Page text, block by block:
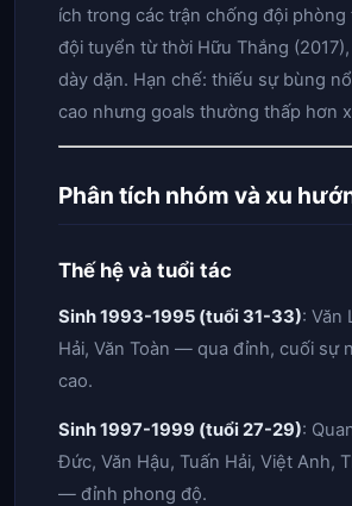
ích trong các trận chống đội
đội tuyển từ thời Hữu Thắng
dày dặn. Hạn chế: thiếu sự bùng
cao nhưng goals thường thấp hơn
Phân tích nhóm và xu
Thế hệ và tuổi tác
Sinh 1993-1995 (tuổi 31-33): Văn
Hải, Văn Toàn — qua đỉnh, cuối sự
cao.
Sinh 1997-1999 (tuổi 27-29):
Đức, Văn Hậu, Tuấn Hải, Việt Anh,
— đỉnh phong độ.